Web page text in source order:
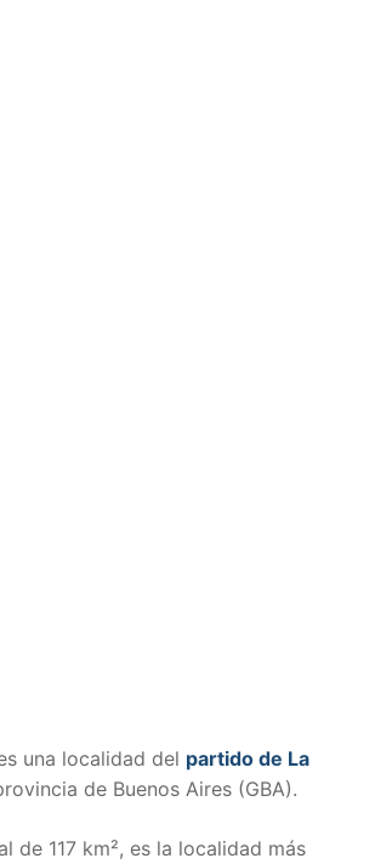
una localidad del partido de La
de Buenos Aires (GBA).
de 117 km², es la localidad más